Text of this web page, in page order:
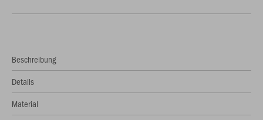
Beschreibung
Details
Material